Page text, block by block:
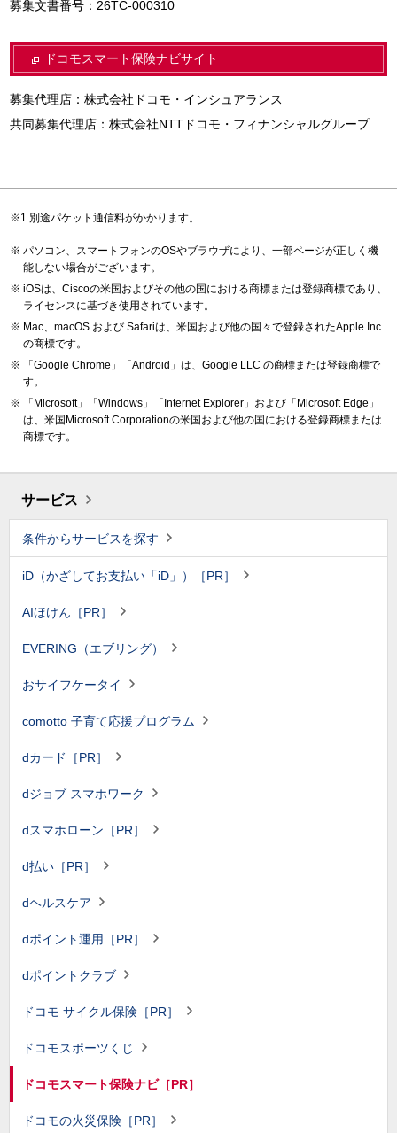
募集文書番号：26TC-000310
ドコモスマート保険ナビサイト
募集代理店：株式会社ドコモ・インシュアランス
共同募集代理店：株式会社NTTドコモ・フィナンシャルグループ
別途パケット通信料がかかります。
パソコン、スマートフォンのOSやブラウザにより、一部ページが正しく機
能しない場合がございます。
iOSは、Ciscoの米国およびその他の国における商標または登録商標であり、
ライセンスに基づき使用されています。
Mac、macOS および Safariは、米国および他の国々で登録されたApple Inc.
の商標です。
「Google Chrome」「Android」は、Google LLC の商標または登録商標で
す。
「Microsoft」「Windows」「Internet Explorer」および「Microsoft Edge」
は、米国Microsoft Corporationの米国および他の国における登録商標または
商標です。
サービス
条件からサービスを探す
iD（かざしてお支払い「iD」）［PR］
AIほけん［PR］
EVERING（エブリング）
おサイフケータイ
comotto 子育て応援プログラム
dカード［PR］
dジョブ スマホワーク
dスマホローン［PR］
d払い［PR］
dヘルスケア
dポイント運用［PR］
dポイントクラブ
ドコモ サイクル保険［PR］
ドコモスポーツくじ
ドコモスマート保険ナビ［PR］
ドコモの火災保険［PR］